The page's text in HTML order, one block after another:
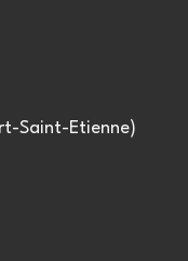
Saint-Etienne)